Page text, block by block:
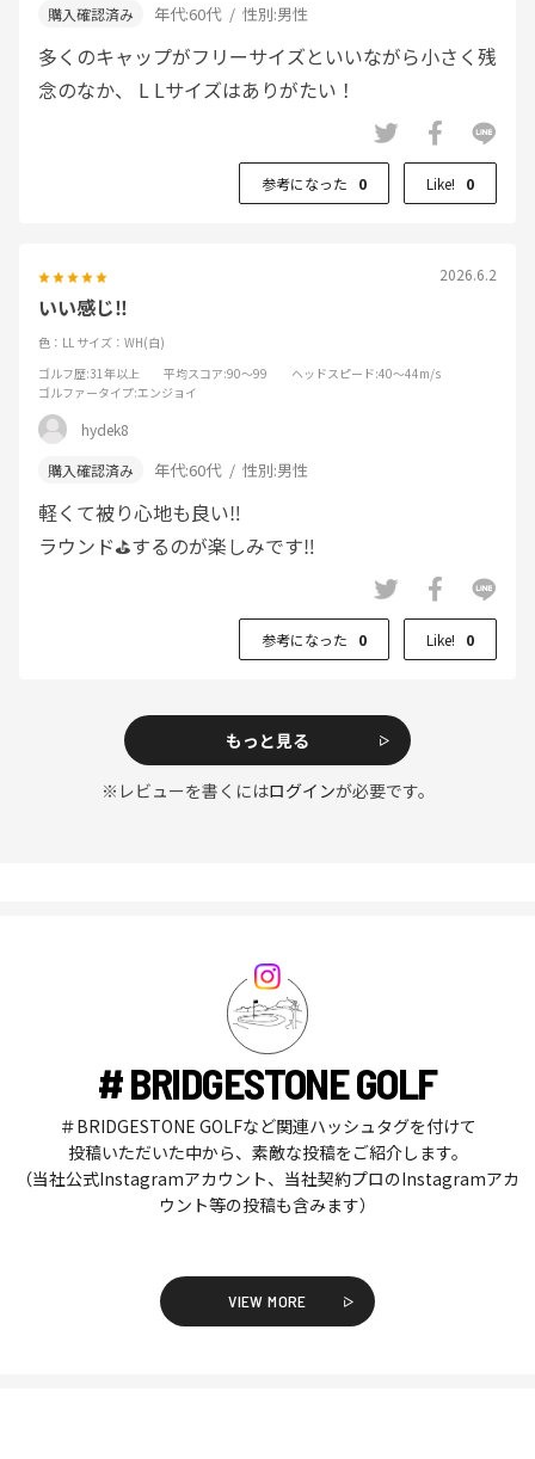
年代:60代 性別:男性
多くのキャップがフリーサイズといいながら小さく残
念のなか、 L Lサイズはありがたい！
参考になった 0 Like! 0
2026.6.2
いい感じ‼️
色：LL サイズ：WH(白)
ゴルフ歴:31年以上 平均スコア:90～99 ヘッドスピード:40～44m/s
ゴルファータイプ:エンジョイ
hydek8
年代:60代 性別:男性
軽くて被り心地も良い‼️
ラウンド⛳️するのが楽しみです‼️
参考になった 0 Like! 0
もっと見る
※レビューを書くにはログインが必要です。
# BRIDGESTONE GOLF
＃BRIDGESTONE GOLFなど関連ハッシュタグを付けて
投稿いただいた中から、素敵な投稿をご紹介します。
（当社公式Instagramアカウント、当社契約プロのInstagramアカ
ウント等の投稿も含みます）
VIEW MORE